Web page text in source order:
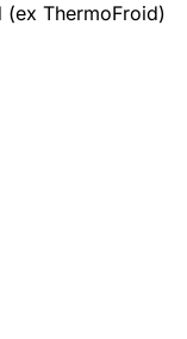
(ex ThermoFroid)